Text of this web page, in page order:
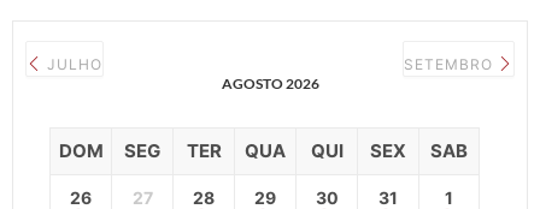
JULHO
AGOSTO 2026
SETEMBRO
DOM SEG TER QUA QUI SEX SAB
26 27 28 29 30 31 1